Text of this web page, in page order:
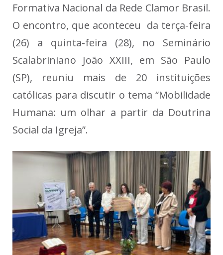
Formativa Nacional da Rede Clamor Brasil.
O encontro, que aconteceu da terça-feira
(26) a quinta-feira (28), no Seminário
Scalabriniano João XXIII, em São Paulo
(SP), reuniu mais de 20 instituições
católicas para discutir o tema “Mobilidade
Humana: um olhar a partir da Doutrina
Social da Igreja”.